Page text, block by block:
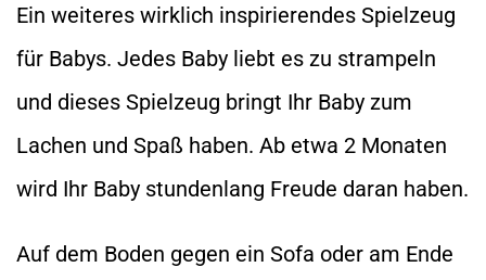
Ein weiteres wirklich inspirierendes Spielzeug
für Babys. Jedes Baby liebt es zu strampeln
und dieses Spielzeug bringt Ihr Baby zum
Lachen und Spaß haben. Ab etwa 2 Monaten
wird Ihr Baby stundenlang Freude daran haben.
Auf dem Boden gegen ein Sofa oder am Ende